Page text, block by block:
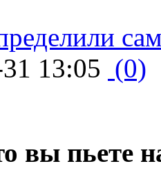
13:05 (0)
вы пьете